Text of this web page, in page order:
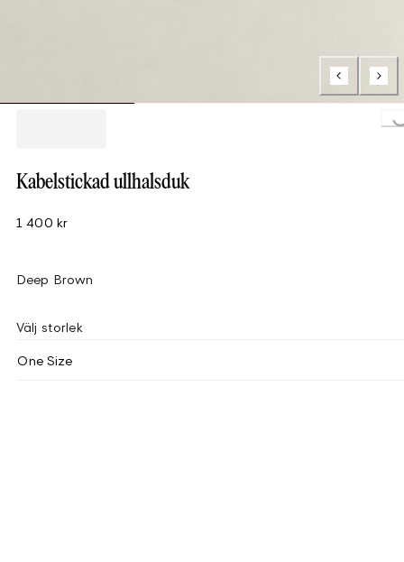
Kabelstickad ullhalsduk
1 400 kr
Deep Brown
Välj storlek
One Size